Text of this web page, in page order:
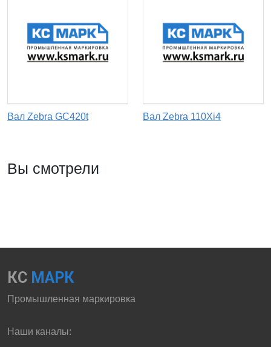
Вал Zebra GC420t Вал Zebra 110Xi4
Вы смотрели
КС МАРК
Промышленная маркировка
Наши каналы: